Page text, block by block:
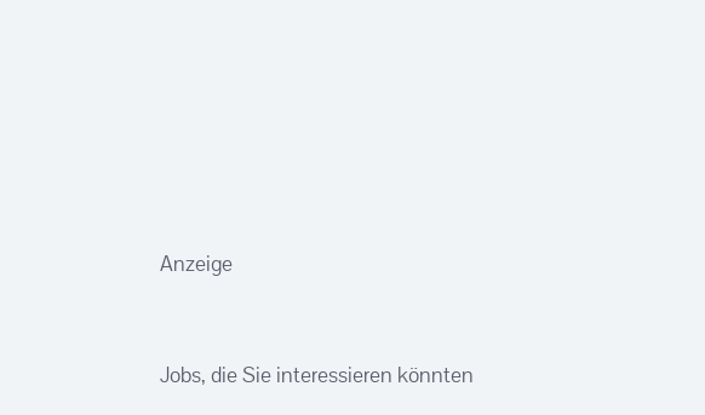
Anzeige
Jobs, die Sie interessieren könnten